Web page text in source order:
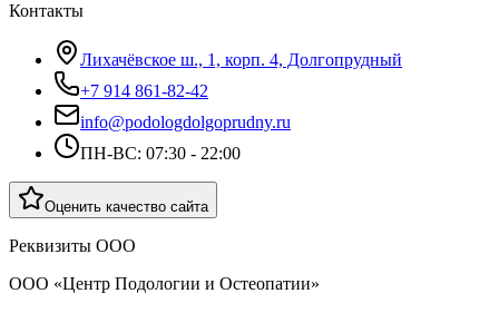
Контакты
Лихачёвское ш., 1, корп. 4, Долгопрудный
+7 914 861-82-42
info@podologdolgoprudny.ru
ПН-ВС: 07:30 - 22:00
Оценить качество сайта
Реквизиты ООО
ООО «Центр Подологии и Остеопатии»